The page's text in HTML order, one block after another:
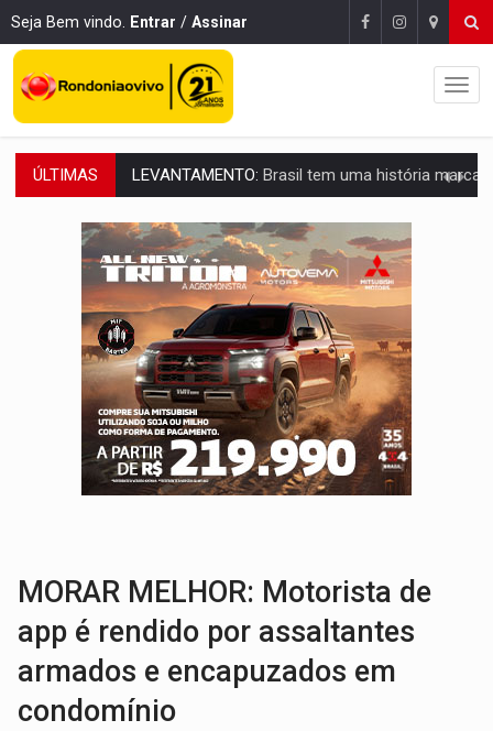
Seja Bem vindo. Entrar / Assinar
ÚLTIMAS LAMENTÁVEL:Mulher é encontrada morta dentro de residência
'XANDY DO MOTOCROSS':Pai morre em acidente na BR-364 duas semanas após
PESO DO VOTO:Cinco maiores colégios eleitorais concentram 53,7% dos
COLUNA SEMANAL:Largada foi dada e candidatos ao Governo de RO partem
SOB SUSPEITA:Entrega de 286 máquinas em Rondônia coincide com
ARTIGO:Reter até 50% no distrato imobiliário é legal, mas não pode
DO HOSPITAL AO CAMPO:Veja as mais de 200 ações de Marcos
EXPANSÃO:Grupo Nova Era amplia presença em PVH e transforma Aramix
MORAR MELHOR: Motorista de
app é rendido por assaltantes
armados e encapuzados em
condomínio